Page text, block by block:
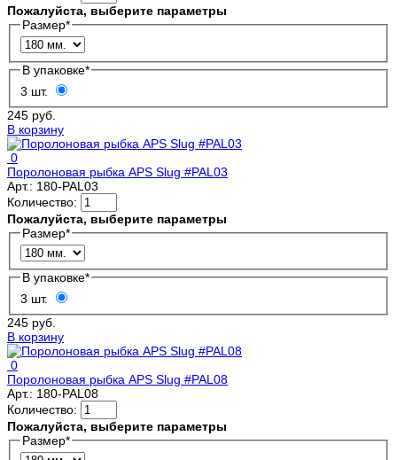
Пожалуйста, выберите параметры
Размер*
В упаковке*
3 шт.
245 руб.
В корзину
0
Поролоновая рыбка APS Slug #PAL03
Арт.: 180-PAL03
Количество:
Пожалуйста, выберите параметры
Размер*
В упаковке*
3 шт.
245 руб.
В корзину
0
Поролоновая рыбка APS Slug #PAL08
Арт.: 180-PAL08
Количество:
Пожалуйста, выберите параметры
Размер*